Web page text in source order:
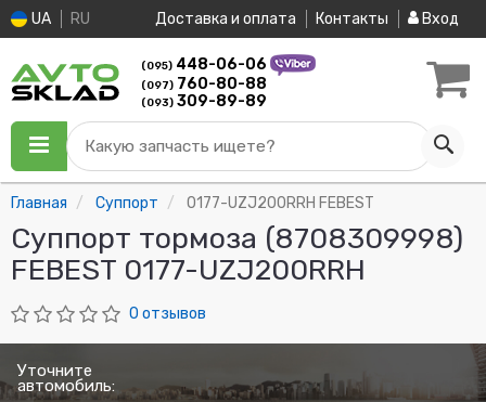
UA RU Доставка и оплата Контакты Вход
(095) 448-06-06
(097) 760-80-88
(093) 309-89-89
Какую запчасть ищете?
Главная Суппорт 0177-UZJ200RRH FEBEST
Суппорт тормоза (8708309998)
FEBEST 0177-UZJ200RRH
0 отзывов
Уточните
автомобиль: